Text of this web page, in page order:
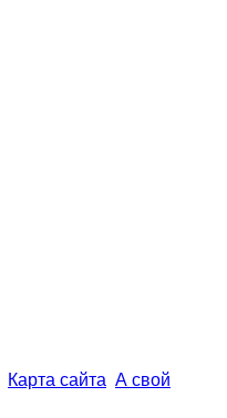
Карта сайта А свой